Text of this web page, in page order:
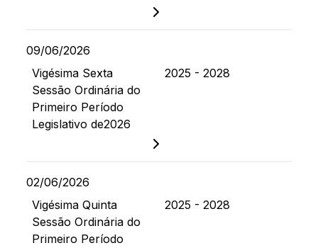
09/06/2026
Vigésima Sexta
Sessão Ordinária do
Primeiro Período
Legislativo de2026
2025 - 2028
02/06/2026
Vigésima Quinta
Sessão Ordinária do
Primeiro Período
2025 - 2028